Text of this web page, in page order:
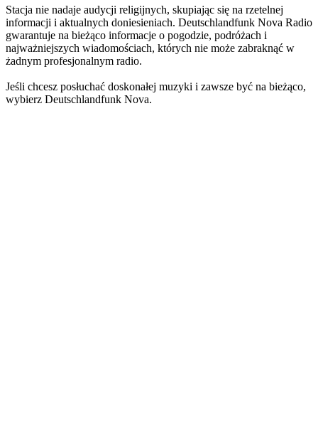
Stacja nie nadaje audycji religijnych, skupiając się na rzetelnej
informacji i aktualnych doniesieniach. Deutschlandfunk Nova Radio
gwarantuje na bieżąco informacje o pogodzie, podróżach i
najważniejszych wiadomościach, których nie może zabraknąć w
żadnym profesjonalnym radio.
Jeśli chcesz posłuchać doskonałej muzyki i zawsze być na bieżąco,
wybierz Deutschlandfunk Nova.